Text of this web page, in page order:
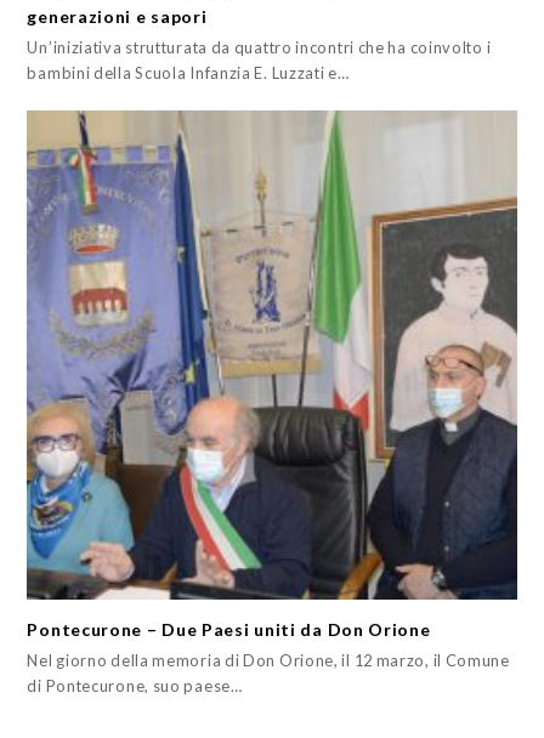
generazioni e sapori
Un’iniziativa strutturata da quattro incontri che ha coinvolto i
bambini della Scuola Infanzia E. Luzzati e…
Pontecurone – Due Paesi uniti da Don Orione
Nel giorno della memoria di Don Orione, il 12 marzo, il Comune
di Pontecurone, suo paese…